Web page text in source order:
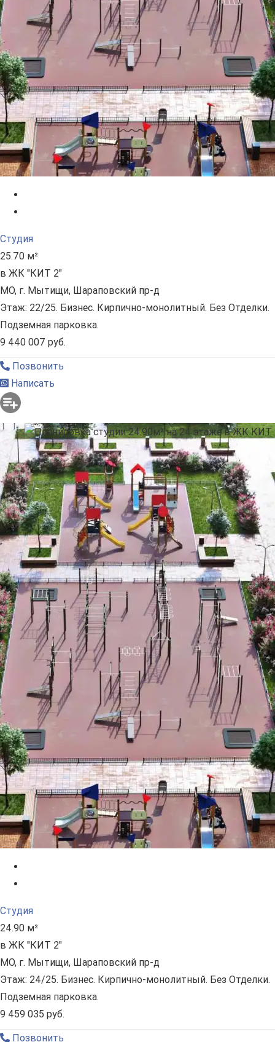
Студия
25.70 м²
в ЖК "КИТ 2"
МО, г. Мытищи, Шараповский пр-д
Этаж: 22/25. Бизнес. Кирпично-монолитный. Без Отделки.
Подземная парковка.
9 440 007 руб.
Позвонить
Написать
Студия
24.90 м²
в ЖК "КИТ 2"
МО, г. Мытищи, Шараповский пр-д
Этаж: 24/25. Бизнес. Кирпично-монолитный. Без Отделки.
Подземная парковка.
9 459 035 руб.
Позвонить